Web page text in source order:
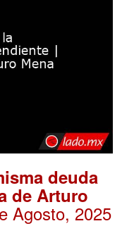
deuda
de Arturo
Agosto, 2025